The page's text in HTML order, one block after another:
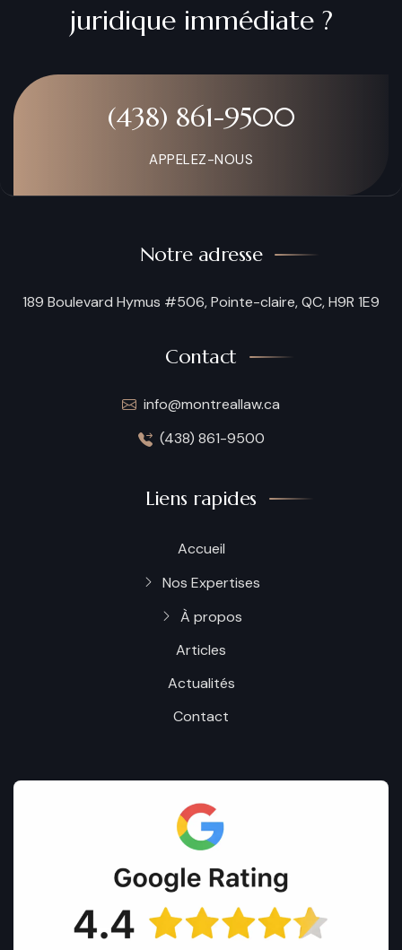
juridique immédiate ?
(438) 861-9500
APPELEZ-NOUS
Notre adresse
189 Boulevard Hymus #506, Pointe-claire, QC, H9R 1E9
Contact
info@montreallaw.ca
(438) 861-9500
Liens rapides
Accueil
Nos Expertises
À propos
Articles
Actualités
Contact